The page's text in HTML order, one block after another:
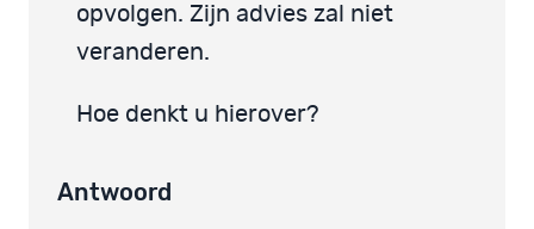
opvolgen. Zijn advies zal niet
veranderen.
Hoe denkt u hierover?
Antwoord